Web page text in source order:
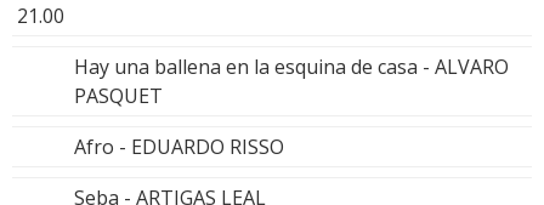
21.00
Hay una ballena en la esquina de casa - ALVARO
PASQUET
Afro - EDUARDO RISSO
Seba - ARTIGAS LEAL